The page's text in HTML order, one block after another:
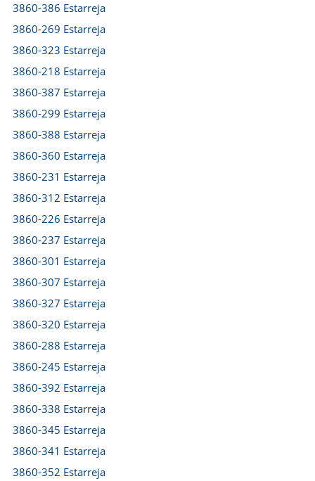
3860-386 Estarreja
3860-269 Estarreja
3860-323 Estarreja
3860-218 Estarreja
3860-387 Estarreja
3860-299 Estarreja
3860-388 Estarreja
3860-360 Estarreja
3860-231 Estarreja
3860-312 Estarreja
3860-226 Estarreja
3860-237 Estarreja
3860-301 Estarreja
3860-307 Estarreja
3860-327 Estarreja
3860-320 Estarreja
3860-288 Estarreja
3860-245 Estarreja
3860-392 Estarreja
3860-338 Estarreja
3860-345 Estarreja
3860-341 Estarreja
3860-352 Estarreja